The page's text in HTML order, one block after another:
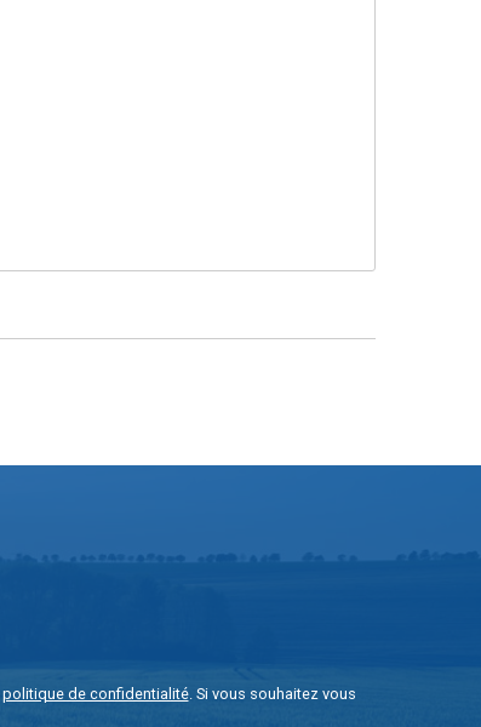
politique de confidentialité. Si vous souhaitez vous